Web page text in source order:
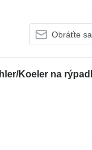
Obráťte
Koeler na